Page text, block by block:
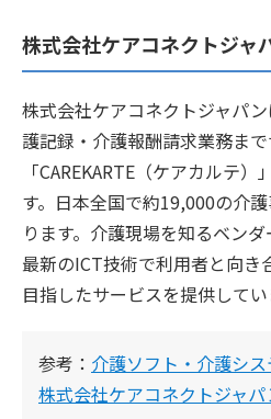
株式会社ケアコネクトジャ
株式会社ケアコネクトジャパ
護記録・介護報酬請求業務ま
「CAREKARTE（ケアカルテ
す。日本全国で約19,000の介
ります。介護現場を知るベンダ
最新のICT技術で利用者と向き
目指したサービスを提供してい
参考： 介護ソフト・介護シ
株式会社ケアコネクトジャパ